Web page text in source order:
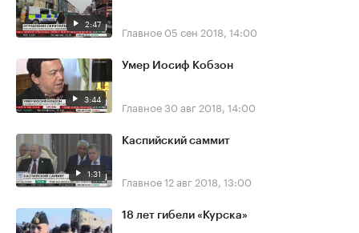
2:47 Главное 05 сен 2018, 14:00
3:44
Умер Иосиф Кобзон
Главное30 авг 2018, 14:00
1:31
Каспийский саммит
Главное12 авг 2018, 13:00
18 лет гибели «Курска»